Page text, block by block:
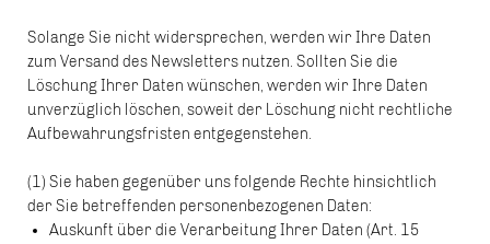
Solange Sie nicht widersprechen, werden wir Ihre Daten
zum Versand des Newsletters nutzen. Sollten Sie die
Löschung Ihrer Daten wünschen, werden wir Ihre Daten
unverzüglich löschen, soweit der Löschung nicht rechtliche
Aufbewahrungsfristen entgegenstehen.
(1) Sie haben gegenüber uns folgende Rechte hinsichtlich
der Sie betreffenden personenbezogenen Daten:
Auskunft über die Verarbeitung Ihrer Daten (Art. 15